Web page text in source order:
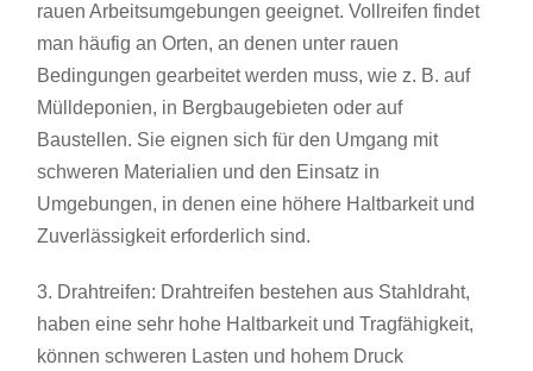
rauen Arbeitsumgebungen geeignet. Vollreifen findet
man häufig an Orten, an denen unter rauen
Bedingungen gearbeitet werden muss, wie z. B. auf
Mülldeponien, in Bergbaugebieten oder auf
Baustellen. Sie eignen sich für den Umgang mit
schweren Materialien und den Einsatz in
Umgebungen, in denen eine höhere Haltbarkeit und
Zuverlässigkeit erforderlich sind.
3. Drahtreifen: Drahtreifen bestehen aus Stahldraht,
haben eine sehr hohe Haltbarkeit und Tragfähigkeit,
können schweren Lasten und hohem Druck